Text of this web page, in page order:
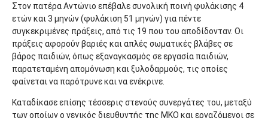
Στον πατέρα Αντώνιο επέβαλε συνολική ποινή φυλάκισης 4
ετών και 3 μηνών (φυλάκιση 51 μηνών) για πέντε
συγκεκριμένες πράξεις, από τις 19 που του αποδίδονταν. Οι
πράξεις αφορούν βαριές και απλές σωματικές βλάβες σε
βάρος παιδιών, όπως εξαναγκασμός σε εργασία παιδιών,
παρατεταμένη απομόνωση και ξυλοδαρμούς, τις οποίες
φαίνεται να παρότρυνε και να ενέκρινε.
Καταδίκασε επίσης τέσσερις στενούς συνεργάτες του, μεταξύ
των οποίων ο γενικός διευθυντής της ΜΚΟ και εργαζόμενοι σε